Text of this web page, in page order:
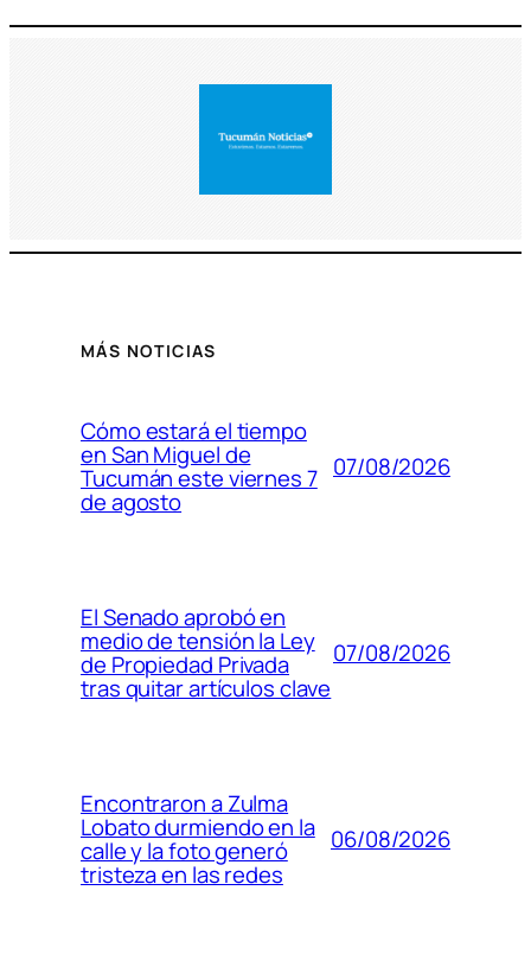
MÁS NOTICIAS
Cómo estará el tiempo
en San Miguel de
Tucumán este viernes 7
de agosto
07/08/2026
El Senado aprobó en
medio de tensión la Ley
de Propiedad Privada
tras quitar artículos clave
07/08/2026
Encontraron a Zulma
Lobato durmiendo en la
calle y la foto generó
tristeza en las redes
06/08/2026